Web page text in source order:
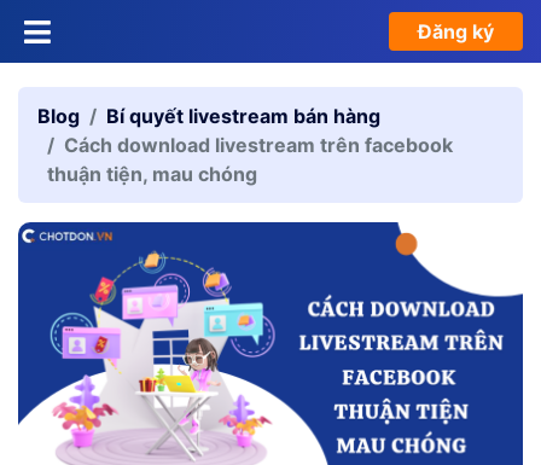
Đăng ký
Blog
Bí quyết livestream bán hàng
Cách download livestream trên facebook
thuận tiện, mau chóng